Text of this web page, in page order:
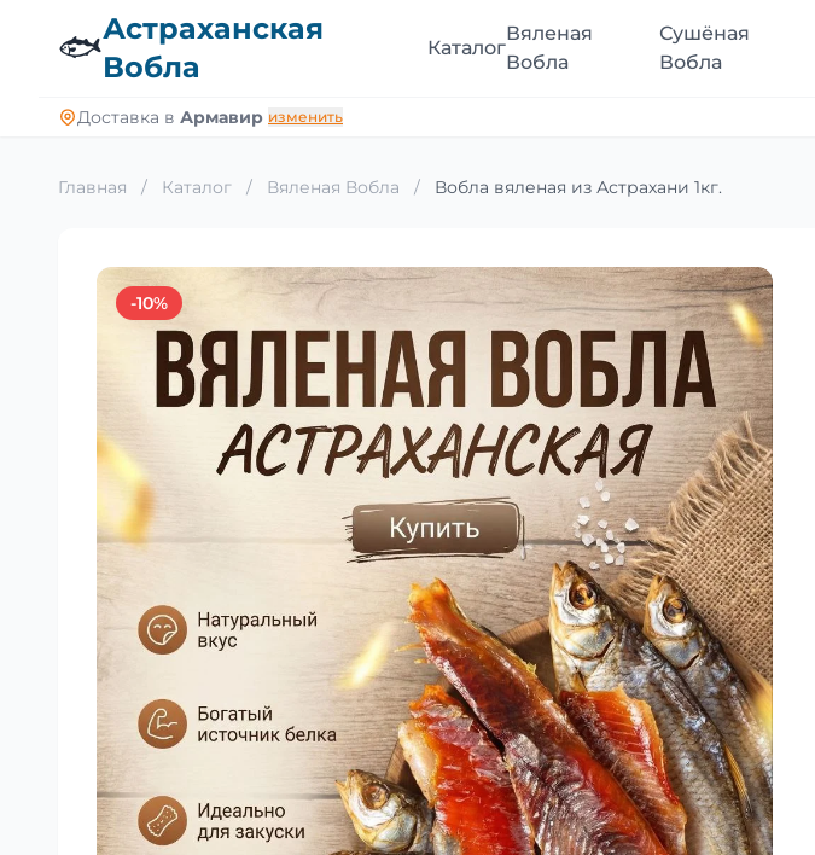
🐟Астраханская
Вобла
Каталог
Вяленая
Вобла
Сушёная
Вобла
Доставка в Армавир изменить
Главная / Каталог / Вяленая Вобла / Вобла вяленая из Астрахани 1кг.
-10%